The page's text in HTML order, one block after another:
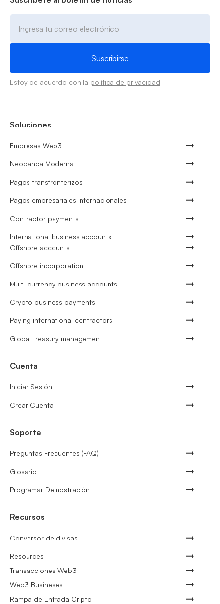
Estoy de acuerdo con la política de privacidad
Soluciones
Empresas Web3
Neobanca Moderna
Pagos transfronterizos
Pagos empresariales internacionales
Contractor payments
International business accounts
Offshore accounts
Offshore incorporation
Multi-currency business accounts
Crypto business payments
Paying international contractors
Global treasury management
Cuenta
Iniciar Sesión
Crear Cuenta
Soporte
Preguntas Frecuentes (FAQ)
Glosario
Programar Demostración
Recursos
Conversor de divisas
Resources
Transacciones Web3
Web3 Busineses
Rampa de Entrada Cripto